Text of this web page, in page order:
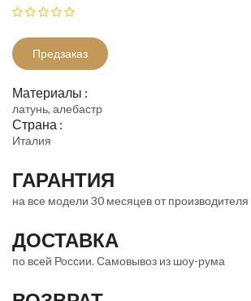
Предзаказ
Материалы :
латунь, алебастр
Страна :
Италия
ГАРАНТИЯ
на все модели 30 месяцев от производителя
ДОСТАВКА
по всей России. Самовывоз из шоу-рума